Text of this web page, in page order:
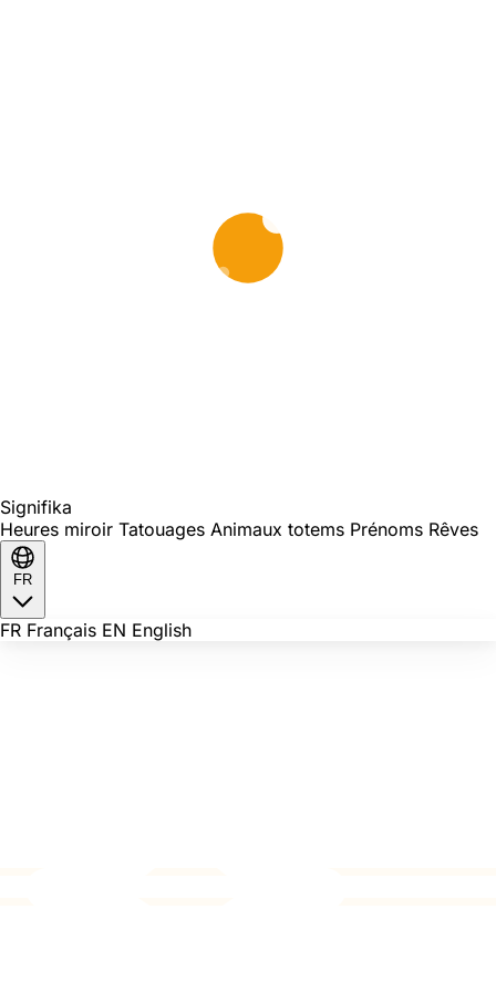
Signifika
Heures miroir Tatouages Animaux totems Prénoms Rêves
FR
FR Français EN English